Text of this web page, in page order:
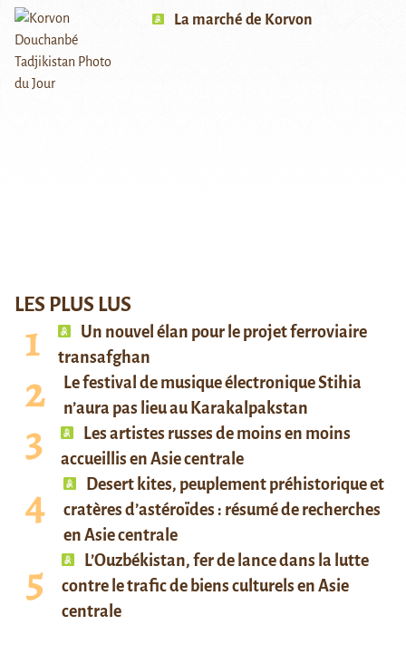
La marché de Korvon
LES PLUS LUS
Un nouvel élan pour le projet ferroviaire
transafghan
Le festival de musique électronique Stihia
n’aura pas lieu au Karakalpakstan
Les artistes russes de moins en moins
accueillis en Asie centrale
Desert kites, peuplement préhistorique et
cratères d’astéroïdes : résumé de recherches
en Asie centrale
L’Ouzbékistan, fer de lance dans la lutte
contre le trafic de biens culturels en Asie
centrale